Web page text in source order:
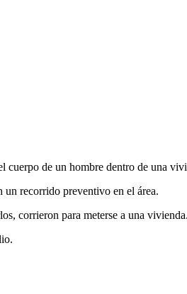
cuerpo de un hombre dentro de una
un recorrido preventivo en el área.
corrieron para meterse a una vivienda.